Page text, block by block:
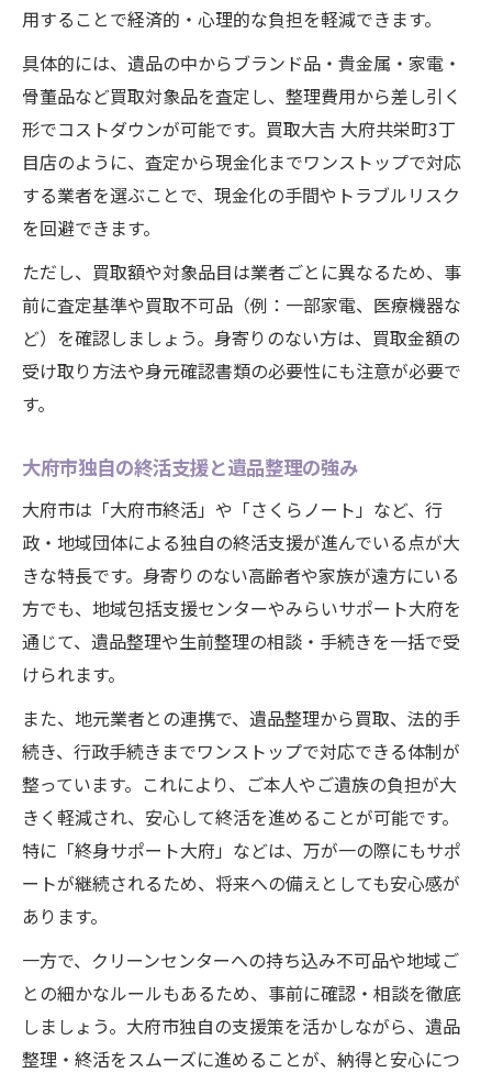
用することで経済的・心理的な負担を軽減できます。
具体的には、遺品の中からブランド品・貴金属・家電・
骨董品など買取対象品を査定し、整理費用から差し引く
形でコストダウンが可能です。買取大吉 大府共栄町3丁
目店のように、査定から現金化までワンストップで対応
する業者を選ぶことで、現金化の手間やトラブルリスク
を回避できます。
ただし、買取額や対象品目は業者ごとに異なるため、事
前に査定基準や買取不可品（例：一部家電、医療機器な
ど）を確認しましょう。身寄りのない方は、買取金額の
受け取り方法や身元確認書類の必要性にも注意が必要で
す。
大府市独自の終活支援と遺品整理の強み
大府市は「大府市終活」や「さくらノート」など、行
政・地域団体による独自の終活支援が進んでいる点が大
きな特長です。身寄りのない高齢者や家族が遠方にいる
方でも、地域包括支援センターやみらいサポート大府を
通じて、遺品整理や生前整理の相談・手続きを一括で受
けられます。
また、地元業者との連携で、遺品整理から買取、法的手
続き、行政手続きまでワンストップで対応できる体制が
整っています。これにより、ご本人やご遺族の負担が大
きく軽減され、安心して終活を進めることが可能です。
特に「終身サポート大府」などは、万が一の際にもサポ
ートが継続されるため、将来への備えとしても安心感が
あります。
一方で、クリーンセンターへの持ち込み不可品や地域ご
との細かなルールもあるため、事前に確認・相談を徹底
しましょう。大府市独自の支援策を活かしながら、遺品
整理・終活をスムーズに進めることが、納得と安心につ